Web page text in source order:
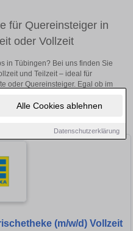
Alle Cookies ablehnen
Datenschutzerklärung
für Quereinsteiger in
oder Vollzeit
in Tübingen? Bei uns finden Sie
und Teilzeit – ideal für
oder Quereinsteiger. Egal ob im
Sie jetzt neue Chancen in Ihrer
auf passende Quereinsteiger-
(m/w/d) Vollzeit